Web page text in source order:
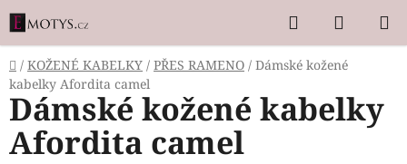
Přejít
na
obsah
Hledat
KOŠÍK
Domů
/ KOŽENÉ KABELKY / PŘES RAMENO / Dámské kožené
kabelky Afordita camel
Dámské kožené kabelky
Afordita camel